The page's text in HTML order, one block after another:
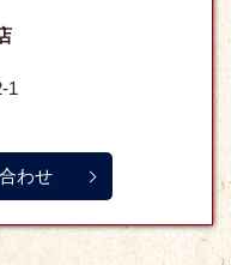
1
わせ